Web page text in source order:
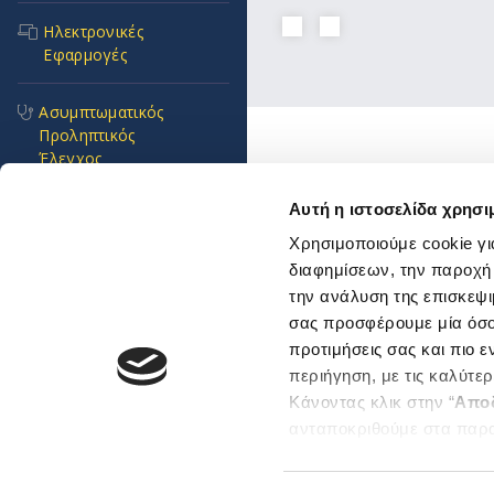
Αυτή η ιστοσελίδα
Χρησιμοποιούμε cookie
διαφημίσεων, την
την ανάλυση της
σας προσφέρουμε μία όσο
προτιμήσεις σας και πιο
περιήγηση, με τις
Κάνοντας κλικ στην “
ανταποκριθούμε στα
Ηλεκτρονικές
Εφαρμογές
Ασυμπτωματικός
Προληπτικός
Έλεγχος
Διαγωνισμοί
Χρήσιμοι κόμβοι
Επικοινωνία
Αποστολή Ηλ.
Emails και τηλέφωνα
εξυπηρέτησης
Βρείτε μας εδώ
Αθήνα
Θεσσαλονίκη
Sitemap